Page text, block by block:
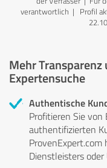
verantwortlich | Profil
Mehr
Expertensuche
Authentische
Profitieren Sie von
authentifizierten
Dienstleisters